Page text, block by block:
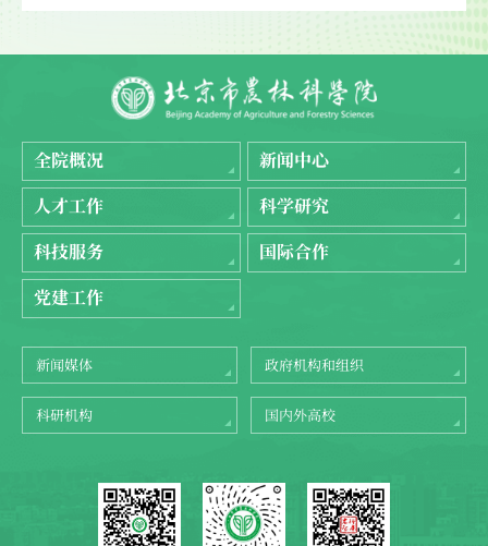
全院概况
新闻中心
人才工作
科学研究
科技服务
国际合作
党建工作
新闻媒体 政府机构和组织
科研机构 国内外高校